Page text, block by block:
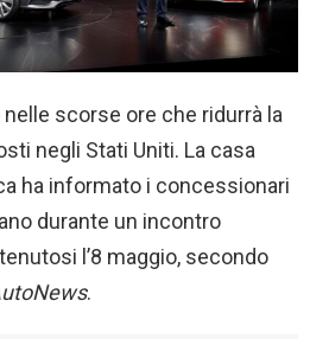
nelle scorse ore che ridurrà la
negli Stati Uniti. La casa
ha informato i concessionari
durante un incontro
l’8 maggio, secondo
.